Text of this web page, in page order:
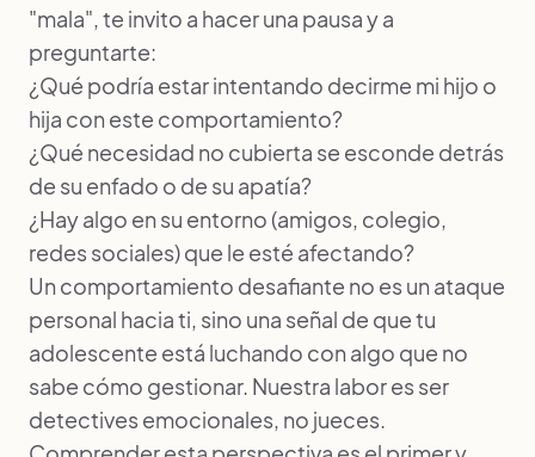
"mala", te invito a hacer una pausa y a
preguntarte:
¿Qué podría estar intentando decirme mi hijo o
hija con este comportamiento?
¿Qué necesidad no cubierta se esconde detrás
de su enfado o de su apatía?
¿Hay algo en su entorno (amigos, colegio,
redes sociales) que le esté afectando?
Un comportamiento desafiante no es un ataque
personal hacia ti, sino una señal de que tu
adolescente está luchando con algo que no
sabe cómo gestionar. Nuestra labor es ser
detectives emocionales, no jueces.